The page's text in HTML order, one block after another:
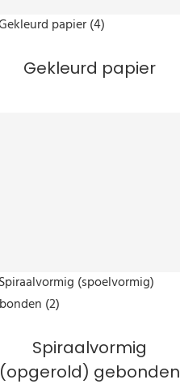
Gekleurd papier
Spiraalvormig
(opgerold) gebonden